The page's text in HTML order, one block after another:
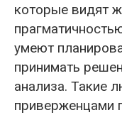
которые видят
умеют
принимать
анализа. Такие
приверженцами